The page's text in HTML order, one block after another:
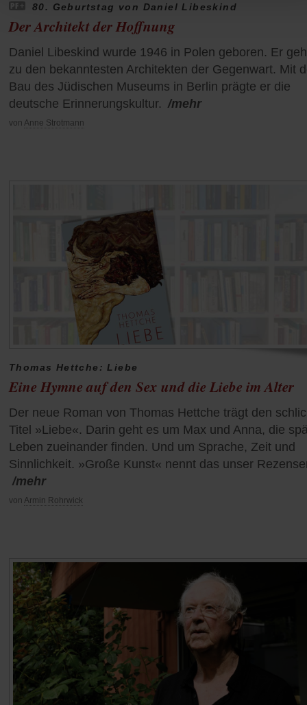
80. Geburtstag von Daniel Libeskind
Der Architekt der Hoffnung
Daniel Libeskind wurde 1946 in Polen geboren. Er
zu den bekanntesten Architekten der Gegenwart. Mit
Bau des Jüdischen Museums in Berlin prägte er die
deutsche Erinnerungskultur. /mehr
von Anne Strotmann
Thomas Hettche: Liebe
Eine Hymne auf den Sex und die Liebe im Alter
Der neue Roman von Thomas Hettche trägt den
Titel »Liebe«. Darin geht es um Max und Anna, die
Leben zueinander finden. Und um Sprache, Zeit und
Sinnlichkeit. »Große Kunst« nennt das unser
/mehr
von Armin Rohrwick